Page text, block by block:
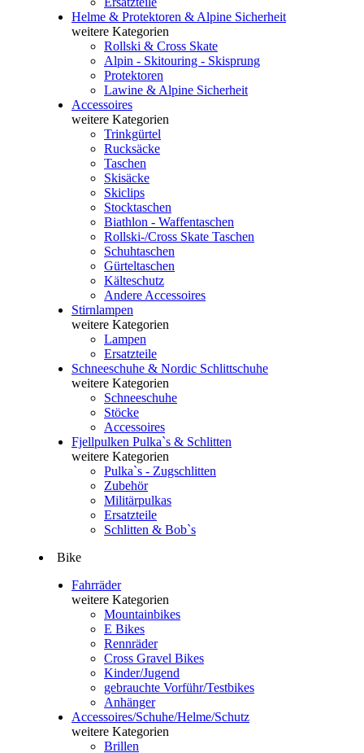
Helme & Protektoren & Alpine Sicherheit
weitere Kategorien
Rollski & Cross Skate
Alpin - Skitouring - Skisprung
Protektoren
Lawine & Alpine Sicherheit
Accessoires
weitere Kategorien
Trinkgürtel
Rucksäcke
Taschen
Skisäcke
Skiclips
Stocktaschen
Biathlon - Waffentaschen
Rollski-/Cross Skate Taschen
Schuhtaschen
Gürteltaschen
Kälteschutz
Andere Accessoires
Stirnlampen
weitere Kategorien
Lampen
Ersatzteile
Schneeschuhe & Nordic Schlittschuhe
weitere Kategorien
Schneeschuhe
Stöcke
Accessoires
Fjellpulken Pulka`s & Schlitten
weitere Kategorien
Pulka`s - Zugschlitten
Zubehör
Militärpulkas
Ersatzteile
Schlitten & Bob`s
Bike
Fahrräder
weitere Kategorien
Mountainbikes
E Bikes
Rennräder
Cross Gravel Bikes
Kinder/Jugend
gebrauchte Vorführ/Testbikes
Anhänger
Accessoires/Schuhe/Helme/Schutz
weitere Kategorien
Brillen